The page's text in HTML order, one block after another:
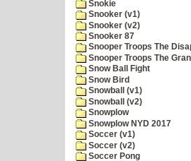
Snokie
Snooker (v1)
Snooker (v2)
Snooker 87
Snooper Troops The
Snooper Troops The
Snow Ball Fight
Snow Bird
Snowball (v1)
Snowball (v2)
Snowplow
Snowplow NYD 2017
Soccer (v1)
Soccer (v2)
Soccer Pong